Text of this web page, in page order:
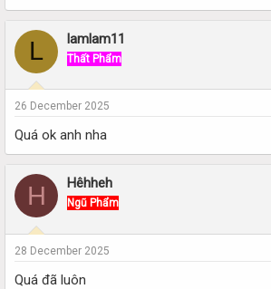
L lamlam11
Thất Phẩm
26 December 2025
Quá ok anh nha
H Hêhheh
Ngũ Phẩm
28 December 2025
Quá đã luôn